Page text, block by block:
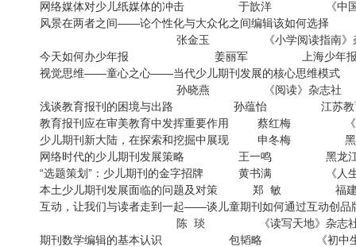
网络媒体对少儿纸媒体的冲击 于歆洋 《中国
风景在两者之间——论个性化与大众化之间编辑该如何选择
张金玉 《小学阅读指南》杂
今天如何办少年报 姜丽军 上海少
视觉思维——童心之心——当代少儿期刊发展的核心思维模式
孙晓燕 《阅读》杂志
浅谈教育报刊的困境与出路 孙蕴怡 江苏教育
教育报刊应在审美教育中发挥重要作用 蔡红梅 《
少儿期刊新大陆，在探索和挖掘中展现 申冬梅
网络时代的少儿期刊发展策略 王一鸣 黑龙
“选题策划”：少儿期刊的金字招牌 黄书满 《人
本土少儿期刊发展面临的问题及对策 郑 敏
互动，让我们与读者走到一起——谈儿童期刊如何通过互动创
陈 琰 《读写天地》杂志
期刊数学编辑的基本认识 包韬略 《初中生